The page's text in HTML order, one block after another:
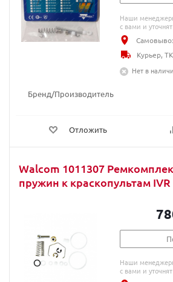
Бренд/Производитель
Отложить
Наши
с вами и
Курьер, ТК
Нет в
Walcom 1011307
пружин к краскопультам IVR
Наши
с вами и